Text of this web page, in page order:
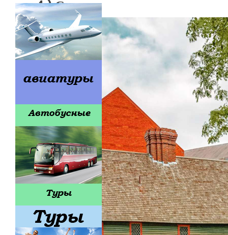
4.) Салем